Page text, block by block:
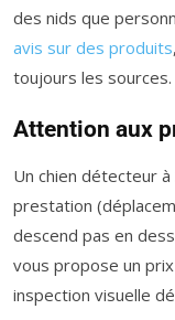
des nids que
avis sur des produits
toujours les sources.
Attention aux
Un chien détecteur
prestation
descend pas en
vous propose un
inspection visuelle